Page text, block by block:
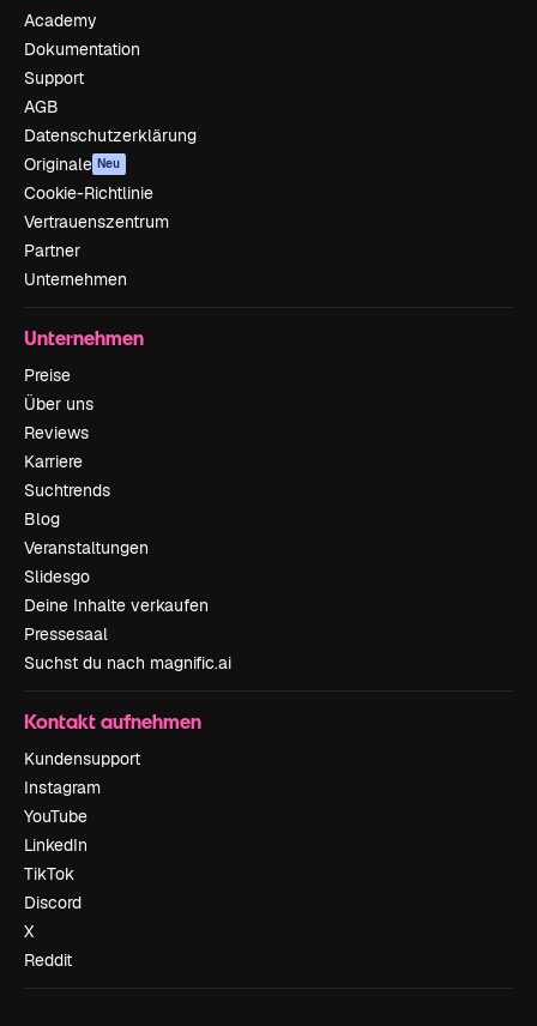
Academy
Dokumentation
Support
AGB
Datenschutzerklärung
Originale Neu
Cookie-Richtlinie
Vertrauenszentrum
Partner
Unternehmen
Unternehmen
Preise
Über uns
Reviews
Karriere
Suchtrends
Blog
Veranstaltungen
Slidesgo
Deine Inhalte verkaufen
Pressesaal
Suchst du nach magnific.ai
Kontakt aufnehmen
Kundensupport
Instagram
YouTube
LinkedIn
TikTok
Discord
X
Reddit